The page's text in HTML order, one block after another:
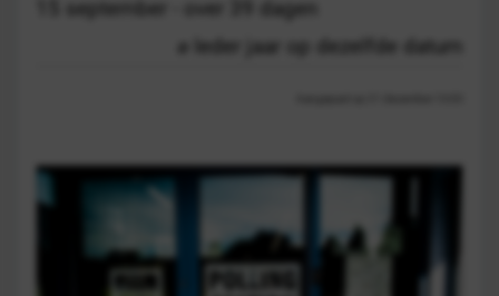
15 september - over 39 dagen
Ieder jaar op dezelfde datum